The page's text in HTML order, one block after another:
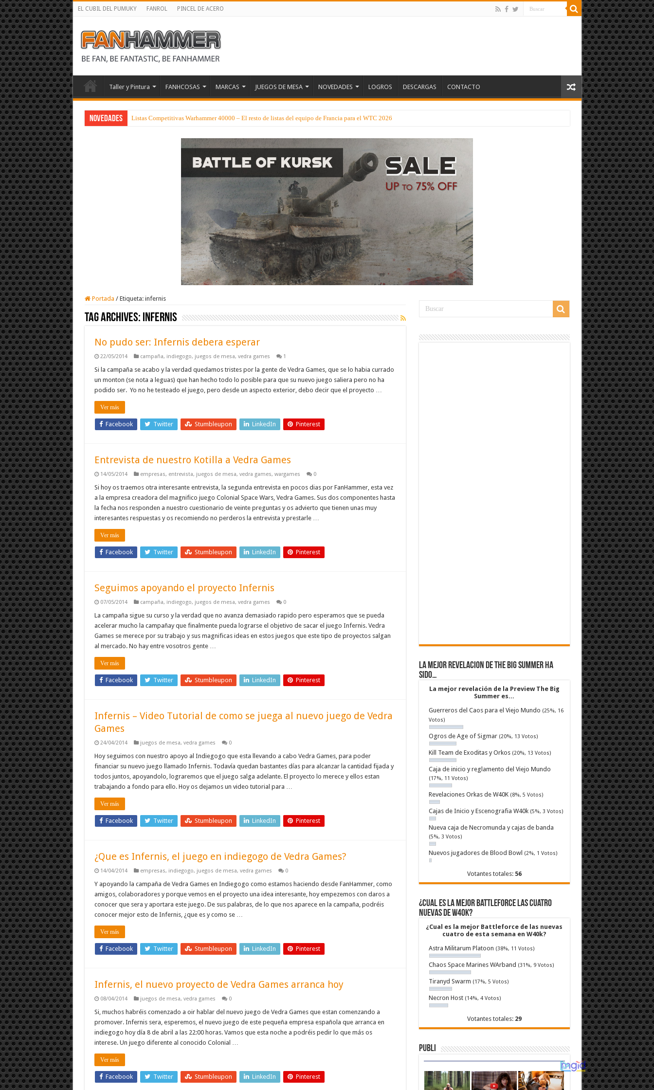
EL CUBIL DEL PUMUKY FANROL PINCEL DE ACERO
Taller y Pintura FANHCOSAS MARCAS JUEGOS DE MESA NOVEDADES LOGROS DESCARGAS CONTACTO
NOVEDADES Listas Competitivas Warhammer 40000 – El resto de listas del equipo de Francia para el WTC 2026
Portada / Etiqueta: infernis
Tag Archives: infernis
No pudo ser: Infernis debera esperar
22/05/2014 campaña, indiegogo, juegos de mesa, vedra games 1
Si la campaña se acabo y la verdad quedamos tristes por la gente de Vedra Games, que se lo habia currado
un monton (se nota a leguas) que han hecho todo lo posible para que su nuevo juego saliera pero no ha
podido ser. Yo no he testeado el juego, pero desde un aspecto exterior, debo decir que el proyecto …
Ver más
Facebook Twitter Stumbleupon LinkedIn Pinterest
Entrevista de nuestro Kotilla a Vedra Games
14/05/2014 empresas, entrevista, juegos de mesa, vedra games, wargames 0
Si hoy os traemos otra interesante entrevista, la segunda entrevista en pocos dias por FanHammer, esta vez
a la empresa creadora del magnifico juego Colonial Space Wars, Vedra Games. Sus dos componentes hasta
la fecha nos responden a nuestro cuestionario de veinte preguntas y os advierto que tienen unas muy
interesantes respuestas y os recomiendo no perderos la entrevista y prestarle …
Ver más
Facebook Twitter Stumbleupon LinkedIn Pinterest
Seguimos apoyando el proyecto Infernis
07/05/2014 campaña, indiegogo, juegos de mesa, vedra games 0
La campaña sigue su curso y la verdad que no avanza demasiado rapido pero esperamos que se pueda
acelerar mucho la campañay que finalmente pueda lograrse el objetivo de sacar el juego Infernis. Vedra
Games se merece por su trabajo y sus magnificas ideas en estos juegos que este tipo de proyectos salgan
al mercado. No hay entre vosotros gente …
Ver más
Facebook Twitter Stumbleupon LinkedIn Pinterest
Infernis – Video Tutorial de como se juega al nuevo juego de Vedra
Games
24/04/2014 juegos de mesa, vedra games 0
Hoy seguimos con nuestro apoyo al Indiegogo que esta llevando a cabo Vedra Games, para poder
financiar su nuevo juego llamado Infernis. Todavía quedan bastantes días para alcanzar la cantidad fijada y
todos juntos, apoyandolo, lograremos que el juego salga adelante. El proyecto lo merece y ellos estan
trabajando a fondo para ello. Hoy os dejamos un video tutorial para …
Ver más
Facebook Twitter Stumbleupon LinkedIn Pinterest
¿Que es Infernis, el juego en indiegogo de Vedra Games?
14/04/2014 empresas, indiegogo, juegos de mesa, vedra games 0
Y apoyando la campaña de Vedra Games en Indiegogo como estamos haciendo desde FanHammer, como
amigos, colaboradores y porque vemos en el proyecto una idea interesante, hoy empezemos con daros a
conocer que sera y aportara este juego. De sus palabras, de lo que nos aparece en la campaña, podréis
conocer mejor esto de Infernis, ¿que es y como se …
Ver más
Facebook Twitter Stumbleupon LinkedIn Pinterest
Infernis, el nuevo proyecto de Vedra Games arranca hoy
08/04/2014 juegos de mesa, vedra games 0
Si, muchos habréis comenzado a oir hablar del nuevo juego de Vedra Games que estan comenzando a
promover. Infernis sera, esperemos, el nuevo juego de este pequeña empresa española que arranca en
indiegogo hoy día 8 de abril a las 22:00 horas. Vamos que esta noche a podréis pedir lo que más os
interese. Un juego diferente al conocido Colonial …
Ver más
Facebook Twitter Stumbleupon LinkedIn Pinterest
La mejor revelacion de The Big Summer ha
sido…
La mejor revelación de la Preview The Big
Summer es...
Guerreros del Caos para el Viejo Mundo (25%, 16
Votos)
Ogros de Age of Sigmar (20%, 13 Votos)
Kill Team de Exoditas y Orkos (20%, 13 Votos)
Caja de inicio y reglamento del Viejo Mundo
(17%, 11 Votos)
Revelaciones Orkas de W40K (8%, 5 Votos)
Cajas de Inicio y Escenografia W40k (5%, 3 Votos)
Nueva caja de Necromunda y cajas de banda
(5%, 3 Votos)
Nuevos jugadores de Blood Bowl (2%, 1 Votos)
Votantes totales: 56
¿Cual es la mejor Battleforce las cuatro
nuevas de W40k?
¿Cual es la mejor Battleforce de las nuevas
cuatro de esta semana en W40k?
Astra Militarum Platoon (38%, 11 Votos)
Chaos Space Marines WArband (31%, 9 Votos)
Tiranyd Swarm (17%, 5 Votos)
Necron Host (14%, 4 Votos)
Votantes totales: 29
Publi